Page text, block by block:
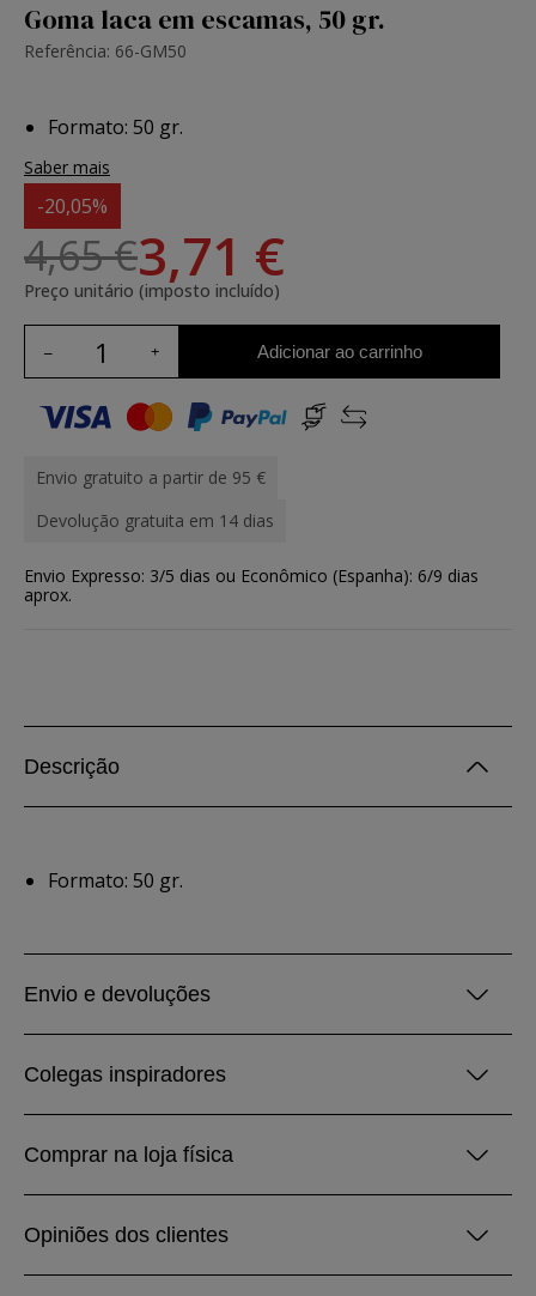
Goma laca em escamas, 50 gr.
Referência: 66-GM50
Formato: 50 gr.
Saber mais
-20,05%
4,65 €3,71 €
Preço unitário (imposto incluído)
Adicionar ao carrinho
Envio gratuito a partir de 95 €
Devolução gratuita em 14 dias
Envio Expresso: 3/5 dias ou Econômico (Espanha): 6/9 dias
aprox.
Descrição
Formato: 50 gr.
Envio e devoluções
Colegas inspiradores
Comprar na loja física
Opiniões dos clientes